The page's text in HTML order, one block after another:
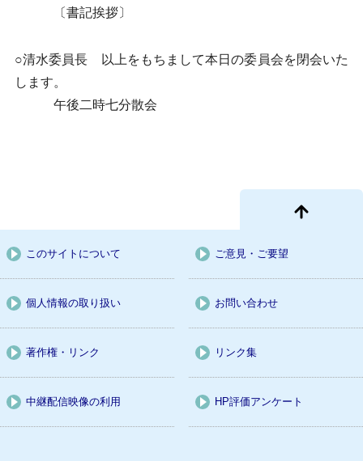
〔書記挨拶〕
○清水委員長 以上をもちまして本日の委員会を閉会いた
します。
午後二時七分散会
このサイトについて ご意見・ご要望
個人情報の取り扱い お問い合わせ
著作権・リンク リンク集
中継配信映像の利用 HP評価アンケート